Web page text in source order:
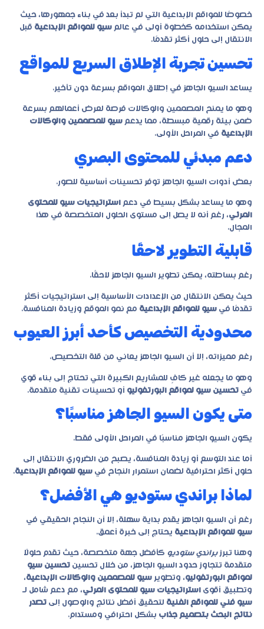
خصوصًا للمواقع الإبداعية التي لم تبدأ بعد في بناء جمهورها، حيث
يمكن استخدامه كخطوة أولى في عالم سيو للمواقع الإبداعية قبل
الانتقال إلى حلول أكثر تقدمًا.
تحسين تجربة الإطلاق السريع للمواقع
يساعد السيو الجاهز في إطلاق المواقع بسرعة دون تأخير.
وهو ما يمنح المصممين والوكالات فرصة لعرض أعمالهم بسرعة
ضمن بيئة رقمية مبسطة، مما يدعم سيو للمصممين والوكالات
الإبداعية في المراحل الأولى.
دعم مبدئي للمحتوى البصري
بعض أدوات السيو الجاهز توفر تحسينات أساسية للصور.
وهو ما يساعد بشكل بسيط في دعم استراتيجيات سيو للمحتوى
المرئي، رغم أنه لا يصل إلى مستوى الحلول المتخصصة في هذا
المجال.
قابلية التطوير لاحقًا
رغم بساطته، يمكن تطوير السيو الجاهز لاحقًا.
حيث يمكن الانتقال من الإعدادات الأساسية إلى استراتيجيات أكثر
تقدمًا في سيو للمواقع الإبداعية مع نمو الموقع وزيادة المنافسة.
محدودية التخصيص كأحد أبرز العيوب
رغم مميزاته، إلا أن السيو الجاهز يعاني من قلة التخصيص.
وهو ما يجعله غير كافٍ للمشاريع الكبيرة التي تحتاج إلى بناء قوي
في تحسين سيو لمواقع البورتفوليو أو تحسينات تقنية متقدمة.
متى يكون السيو الجاهز مناسبًا؟
يكون السيو الجاهز مناسبًا في المراحل الأولى فقط.
أما عند التوسع أو زيادة المنافسة، يصبح من الضروري الانتقال إلى
حلول أكثر احترافية لضمان استمرار النجاح في سيو للمواقع الإبداعية.
لماذا براندي ستوديو هي الأفضل؟
رغم أن السيو الجاهز يقدم بداية سهلة، إلا أن النجاح الحقيقي في
سيو للمواقع الإبداعية يحتاج إلى خبرة أعمق.
وهنا تبرزبراندي ستوديو كأفضل جهة متخصصة، حيث تقدم حلولًا
متقدمة تتجاوز حدود السيو الجاهز، من خلال تحسين تحسين سيو
لمواقع البورتفوليو، وتطوير سيو للمصممين والوكالات الإبداعية،
وتطبيق أقوى استراتيجيات سيو للمحتوى المرئي، مع دعم شامل لـ
سيو فني للمواقع الفنية لتحقيق أفضل نتائج والوصول إلى تصدر
نتائج البحث بتصميم جذاب بشكل احترافي ومستدام.